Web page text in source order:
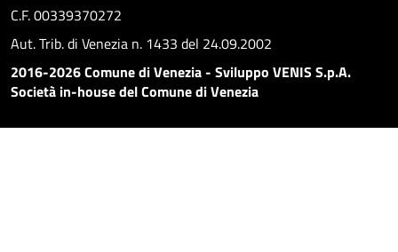
C.F. 00339370272
Aut. Trib. di Venezia n. 1433 del 24.09.2002
2016-2026 Comune di Venezia - Sviluppo VENIS S.p.A.
Società in-house del Comune di Venezia